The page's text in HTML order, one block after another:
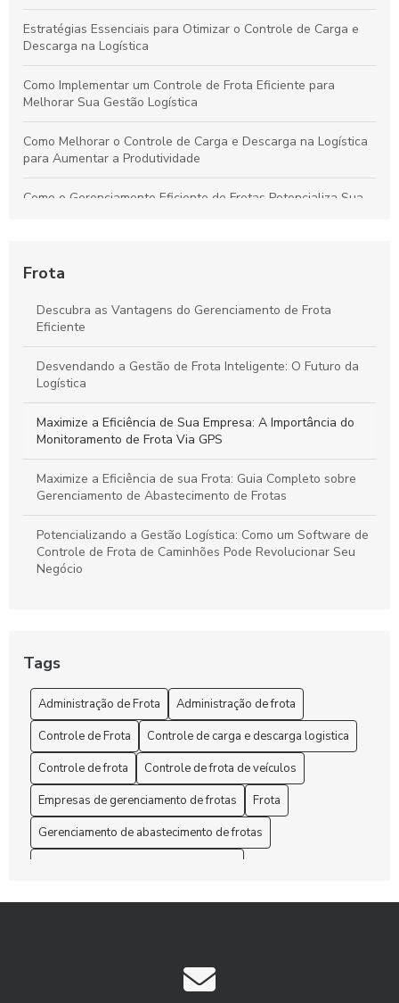
Estratégias Essenciais para Otimizar o Controle de Carga e
Descarga na Logística
Como Implementar um Controle de Frota Eficiente para
Melhorar Sua Gestão Logística
Como Melhorar o Controle de Carga e Descarga na Logística
para Aumentar a Produtividade
Como o Gerenciamento Eficiente de Frotas Potencializa Sua
Custos no Seu Negócio
Práticas Essenciais para um Controle Eficiente de Carga e
Descarga na Logística
Como Aplicar o Gerenciamento de Frotas para Maximizar a
Eficiência e Reduzir Custos na Sua Empresa
Frota
Descubra as Vantagens do Gerenciamento de Frota
Eficiente
Desvendando a Gestão de Frota Inteligente: O Futuro da
Logística
Maximize a Eficiência de Sua Empresa: A Importância do
Monitoramento de Frota Via GPS
Maximize a Eficiência de sua Frota: Guia Completo sobre
Gerenciamento de Abastecimento de Frotas
Potencializando a Gestão Logística: Como um Software de
Controle de Frota de Caminhões Pode Revolucionar Seu
Negócio
Tags
Administração de Frota
Administração de frota
Controle de Frota
Controle de carga e descarga logistica
Controle de frota
Controle de frota de veículos
Empresas de gerenciamento de frotas
Frota
Gerenciamento de abastecimento de frotas
Gestão de frota de veículos leves